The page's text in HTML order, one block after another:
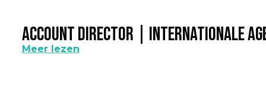
Account Director | Internationale
Meer lezen